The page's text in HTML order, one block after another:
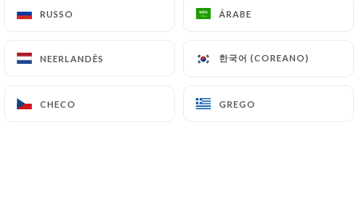
RUSSO ÁRABE
NEERLANDÊS 한국어 (COREANO)
CHECO GREGO
RUSSO ÁRABE
NEERLANDÊS 한국어 (COREANO)
CHECO GREGO